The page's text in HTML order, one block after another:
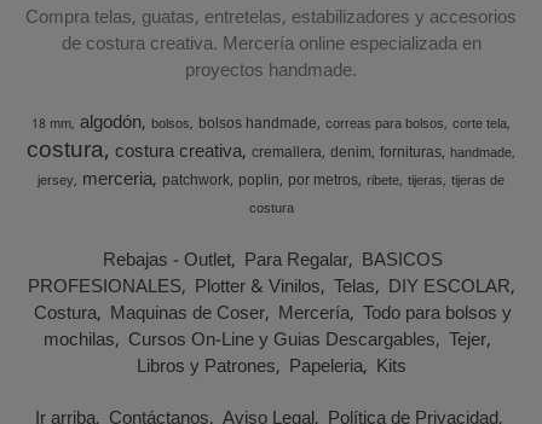
Compra telas, guatas, entretelas, estabilizadores y accesorios
de costura creativa. Mercería online especializada en
proyectos handmade.
18 mm algodón bolsos bolsos handmade correas para bolsos corte tela
costura costura creativa cremallera denim fornituras handmade
jersey merceria patchwork poplin por metros ribete tijeras tijeras de
costura
Rebajas - Outlet Para Regalar BASICOS
PROFESIONALES Plotter & Vinilos Telas DIY ESCOLAR
Costura Maquinas de Coser Mercería Todo para bolsos y
mochilas Cursos On-Line y Guias Descargables Tejer
Libros y Patrones Papeleria Kits